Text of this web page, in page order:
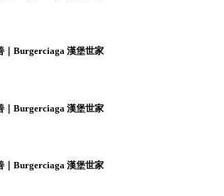
｜Burgerciaga 漢堡世家
｜Burgerciaga 漢堡世家
｜Burgerciaga 漢堡世家